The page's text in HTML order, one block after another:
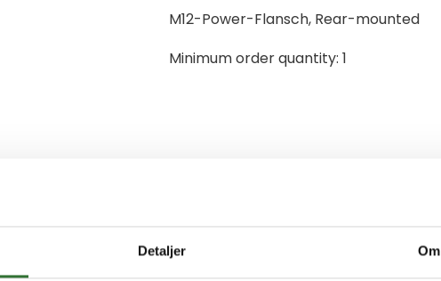
Detaljer Om
M12-Power-Flansch, Rear-mounted
Minimum order quantity: 1